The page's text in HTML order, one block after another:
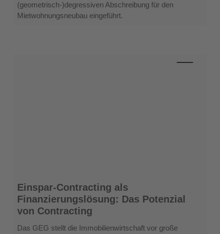
(geometrisch-)degressiven Abschreibung für den
Mietwohnungsneubau eingeführt.
Einspar-
Contracting
als
Finanzierungslösung:
Das
Einspar-Contracting als
Finanzierungslösung: Das Potenzial
von Contracting
Das GEG stellt die Immobilienwirtschaft vor große